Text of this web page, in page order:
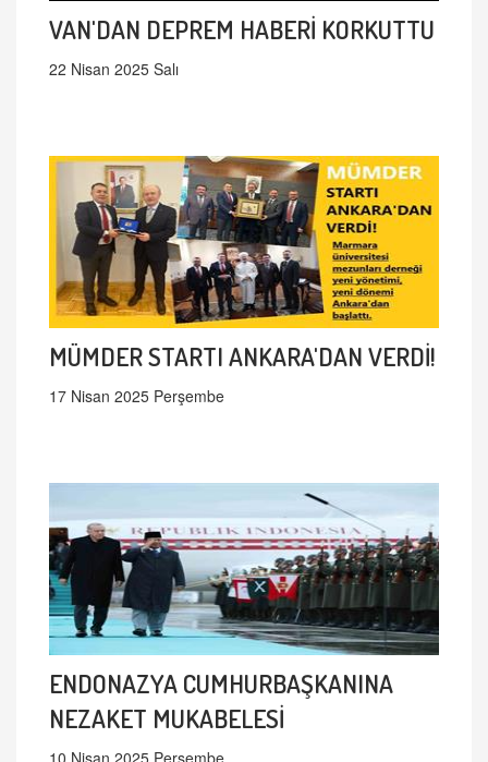
VAN'DAN DEPREM HABERİ KORKUTTU
22 Nisan 2025 Salı
MÜMDER STARTI ANKARA'DAN VERDİ!
17 Nisan 2025 Perşembe
ENDONAZYA CUMHURBAŞKANINA
NEZAKET MUKABELESİ
10 Nisan 2025 Perşembe